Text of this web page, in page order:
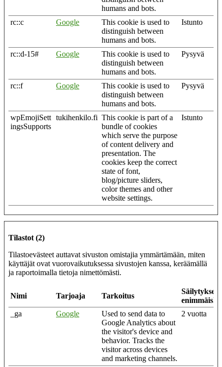
humans and bots.
rc::c
Google
This cookie is used to
distinguish between
humans and bots.
Istunto
rc::d-15# Google
This cookie is used to
distinguish between
humans and bots.
Pysyvä
rc::f Google
This cookie is used to
distinguish between
humans and bots.
Pysyvä
wpEmojiSett
ingsSupports
tukihenkilo.fi This cookie is part of a
bundle of cookies
which serve the purpose
of content delivery and
presentation. The
cookies keep the correct
state of font,
blog/picture sliders,
color themes and other
website settings.
Istunto
Tilastot (2)
Tilastoevästeet auttavat sivuston omistajia ymmärtämään, miten
käyttäjät ovat vuorovaikutuksessa sivustojen kanssa, keräämällä
ja raportoimalla tietoja nimettömästi.
Nimi Tarjoaja Tarkoitus
Säilytyksen
_ga
Google
Used to send data to
Google Analytics about
the visitor's device and
behavior. Tracks the
visitor across devices
and marketing channels.
2 vuotta